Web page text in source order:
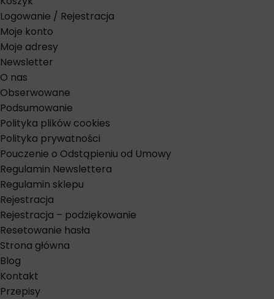
Logowanie / Rejestracja
Moje konto
Moje adresy
Newsletter
O nas
Obserwowane
Podsumowanie
Polityka plików cookies
Polityka prywatności
Pouczenie o Odstąpieniu od Umowy
Regulamin Newslettera
Regulamin sklepu
Rejestracja
Rejestracja – podziękowanie
Resetowanie hasła
Strona główna
Blog
Kontakt
Przepisy